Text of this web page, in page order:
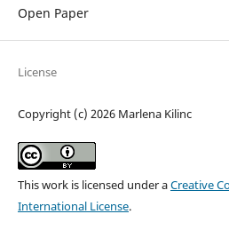
Open Paper
License
Copyright (c) 2026 Marlena Kilinc
This work is licensed under aCreative
International License.